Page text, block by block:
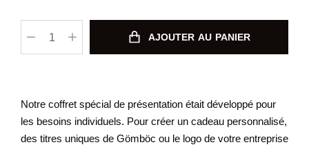
AJOUTER AU PANIER
Notre coffret spécial de présentation était développé pour
les besoins individuels. Pour créer un cadeau personnalisé,
des titres uniques de Gömböc ou le logo de votre entreprise